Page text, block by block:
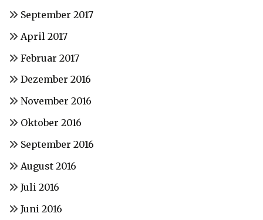
September 2017
April 2017
Februar 2017
Dezember 2016
November 2016
Oktober 2016
September 2016
August 2016
Juli 2016
Juni 2016